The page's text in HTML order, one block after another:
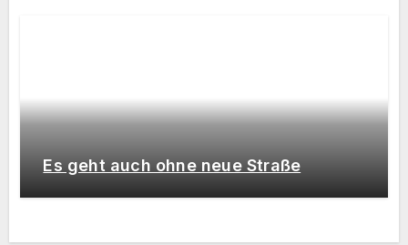
Es geht auch ohne neue Straße